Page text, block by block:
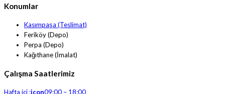
Konumlar
Kasımpaşa (Teslimat)
Feriköy (Depo)
Perpa (Depo)
Kağıthane (İmalat)
Çalışma Saatlerimiz
Hafta içi :icon09:00 – 18:00